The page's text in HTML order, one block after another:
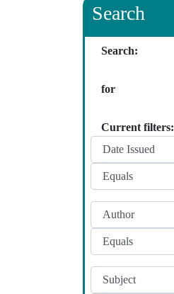
Search
Search:
for
Current filters: